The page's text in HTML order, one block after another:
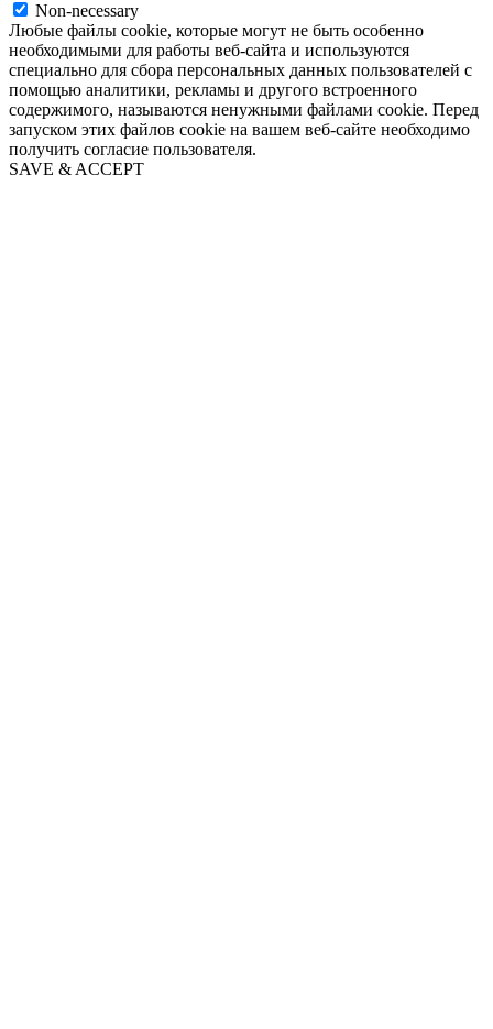
Non-necessary
Любые файлы cookie, которые могут не быть особенно
необходимыми для работы веб-сайта и используются
специально для сбора персональных данных пользователей с
помощью аналитики, рекламы и другого встроенного
содержимого, называются ненужными файлами cookie. Перед
запуском этих файлов cookie на вашем веб-сайте необходимо
получить согласие пользователя.
SAVE & ACCEPT